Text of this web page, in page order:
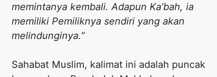
memintanya kembali. Adapun Ka’bah, ia
memiliki Pemiliknya sendiri yang akan
melindunginya.”
Sahabat Muslim, kalimat ini adalah puncak